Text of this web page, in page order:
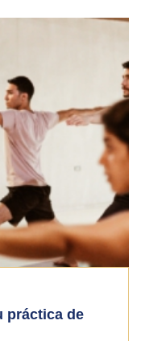
práctica de